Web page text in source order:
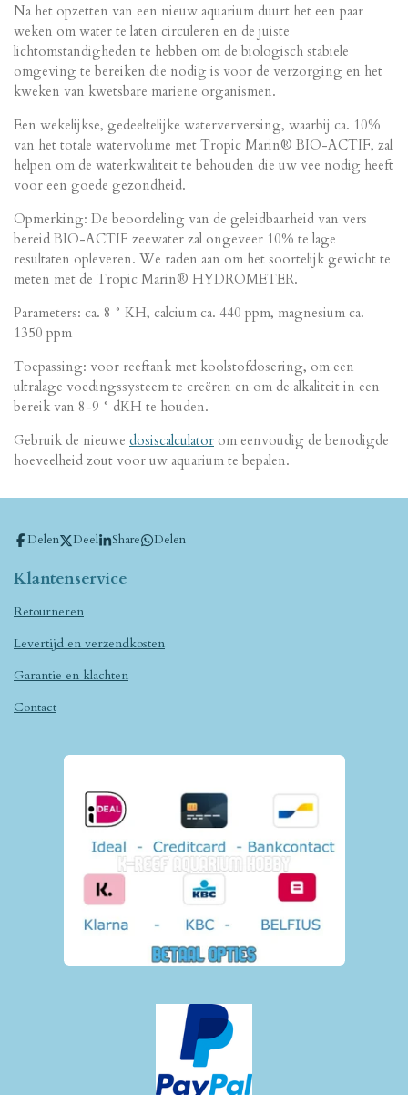
Na het opzetten van een nieuw aquarium duurt het een paar
weken om water te laten circuleren en de juiste
lichtomstandigheden te hebben om de biologisch stabiele
omgeving te bereiken die nodig is voor de verzorging en het
kweken van kwetsbare mariene organismen.
Een wekelijkse, gedeeltelijke waterverversing, waarbij ca. 10%
van het totale watervolume met Tropic Marin® BIO-ACTIF, zal
helpen om de waterkwaliteit te behouden die uw vee nodig heeft
voor een goede gezondheid.
Opmerking: De beoordeling van de geleidbaarheid van vers
bereid BIO-ACTIF zeewater zal ongeveer 10% te lage
resultaten opleveren. We raden aan om het soortelijk gewicht te
meten met de Tropic Marin® HYDROMETER.
Parameters: ca. 8 ° KH, calcium ca. 440 ppm, magnesium ca.
1350 ppm
Toepassing: voor reeftank met koolstofdosering, om een ​​
ultralage voedingssysteem te creëren en om de alkaliteit in een
bereik van 8-9 ° dKH te houden.
Gebruik de nieuwe dosiscalculator om eenvoudig de benodigde
hoeveelheid zout voor uw aquarium te bepalen.
Delen Deel Share Delen
Klantenservice
Retourneren
Levertijd en verzendkosten
Garantie en klachten
Contact